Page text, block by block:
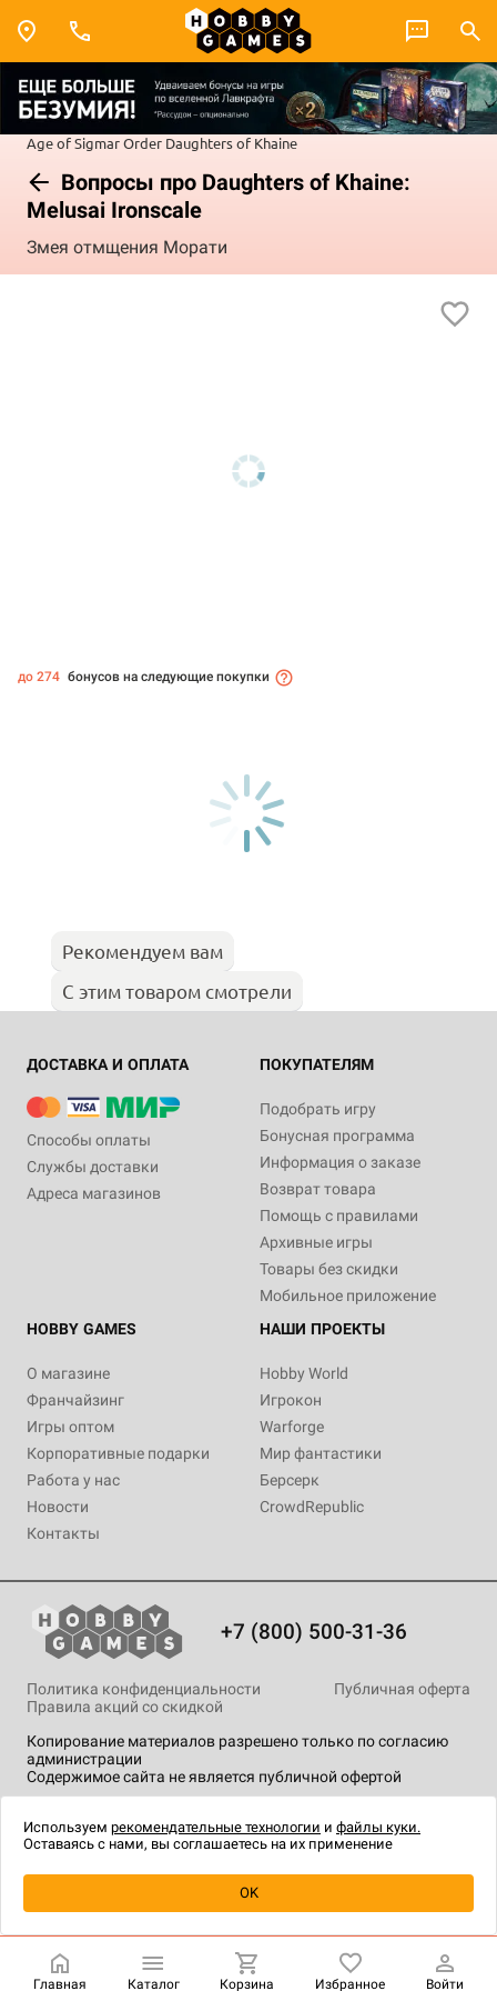
Age of SigmarOrder Daughters of Khaine
Вопросы про Daughters of Khaine:
Melusai Ironscale
Змея отмщения Морати
Уведомить о наличии
до 274 бонусов на следующие покупки
Рекомендуем вам
С этим товаром смотрели
ДОСТАВКА И ОПЛАТА
Способы оплаты
Службы доставки
Адреса магазинов
ПОКУПАТЕЛЯМ
Подобрать игру
Бонусная программа
Информация о заказе
Возврат товара
Помощь с правилами
Архивные игры
Товары без скидки
Мобильное приложение
HOBBY GAMES
О магазине
Франчайзинг
Игры оптом
Корпоративные подарки
Работа у нас
Новости
Контакты
НАШИ ПРОЕКТЫ
Hobby World
Игрокон
Warforge
Мир фантастики
Берсерк
CrowdRepublic
+7 (800) 500-31-36
Копирование материалов разрешено только по согласию
администрации
Содержимое сайта не является публичной офертой
Политика конфиденциальности
Публичная оферта
Правила акций со скидкой
технологии.
Главная Каталог Корзина Избранное Войти
Используем рекомендательные технологии и файлы куки.
Оставаясь с нами, вы соглашаетесь на их применение
OK